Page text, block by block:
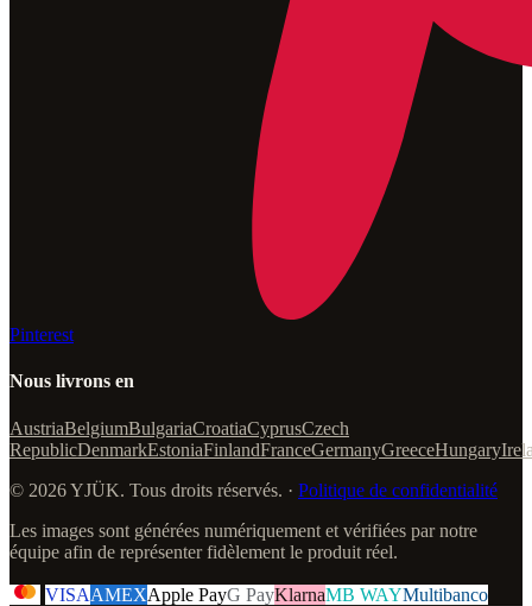
Pinterest
Nous livrons en
AustriaBelgiumBulgariaCroatiaCyprusCzech
RepublicDenmarkEstoniaFinlandFranceGermanyGreeceHungary
© 2026 YJÜK. Tous droits réservés. · Politique de confidentialité
Les images sont générées numériquement et vérifiées par notre
équipe afin de représenter fidèlement le produit réel.
VISAAMEXApple PayG PayKlarnaMB WAYMultibanco